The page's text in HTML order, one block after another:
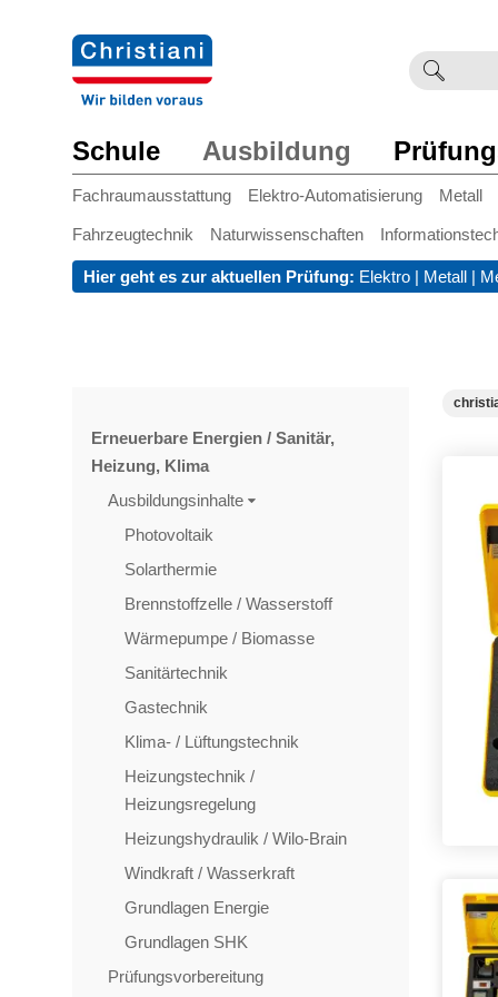
Schule Ausbildung
Fachraumausstattung Elektro-Automatisierung Metall
Fahrzeugtechnik Naturwissenschaften
Hier geht es zur aktuellen Prüfung: Elektro | Metall |
Erneuerbare Energien / Sanitär,
Heizung, Klima
Ausbildungsinhalte
Photovoltaik
Solarthermie
Brennstoffzelle / Wasserstoff
Wärmepumpe / Biomasse
Sanitärtechnik
Gastechnik
Klima- / Lüftungstechnik
Heizungstechnik /
Heizungsregelung
Heizungshydraulik / Wilo-Brain
Windkraft / Wasserkraft
Grundlagen Energie
Grundlagen SHK
Prüfungsvorbereitung